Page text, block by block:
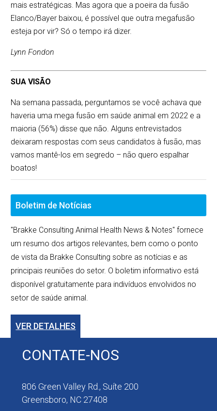
mais estratégicas. Mas agora que a poeira da fusão
Elanco/Bayer baixou, é possível que outra megafusão
esteja por vir? Só o tempo irá dizer.
Lynn Fondon
SUA VISÃO
Na semana passada, perguntamos se você achava que
haveria uma mega fusão em saúde animal em 2022 e a
maioria (56%) disse que não. Alguns entrevistados
deixaram respostas com seus candidatos à fusão, mas
vamos mantê-los em segredo – não quero espalhar
boatos!
Boletim de Notícias
"Brakke Consulting Animal Health News & Notes" fornece
um resumo dos artigos relevantes, bem como o ponto
de vista da Brakke Consulting sobre as notícias e as
principais reuniões do setor. O boletim informativo está
disponível gratuitamente para indivíduos envolvidos no
setor de saúde animal.
VER DETALHES
CONTATE-NOS
806 Green Valley Rd., Suíte 200
Greensboro, NC 27408